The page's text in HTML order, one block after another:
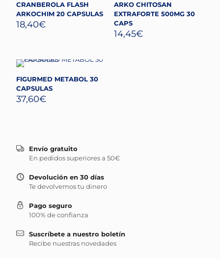
CRANBEROLA FLASH
ARKOCHIM 20 CAPSULAS
18,40€
ARKO CHITOSAN
EXTRAFORTE 500MG 30
CAPS
14,45€
FIGURMED METABOL 30
CAPSULAS
37,60€
Envío gratuito
En pedidos superiores a 50€
Devolución en 30 días
Te devolvemos tu dinero
Pago seguro
100% de confianza
Suscríbete a nuestro boletín
Recibe nuestras novedades